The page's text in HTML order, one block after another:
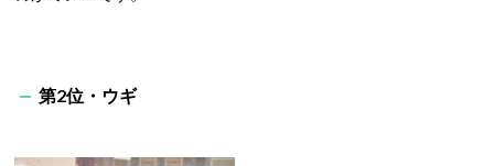
第2位・ウギ